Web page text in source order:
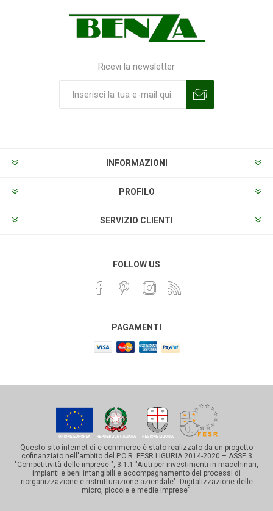
Ricevi la newsletter
INFORMAZIONI
PROFILO
SERVIZIO CLIENTI
FOLLOW US
PAGAMENTI
Questo sito internet di e-commerce è stato realizzato da un progetto
cofinanziato nell'ambito del P.O.R. FESR LIGURIA 2014-2020 – ASSE 3
"Competitività delle imprese ", 3.1.1 "Aiuti per investimenti in macchinari,
impianti e beni intangibili e accompagnamento dei processi di
riorganizzazione e ristrutturazione aziendale". Digitalizzazione delle
micro, piccole e medie imprese”.